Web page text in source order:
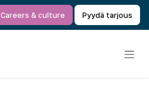
Careers & culture Pyydä tarjous